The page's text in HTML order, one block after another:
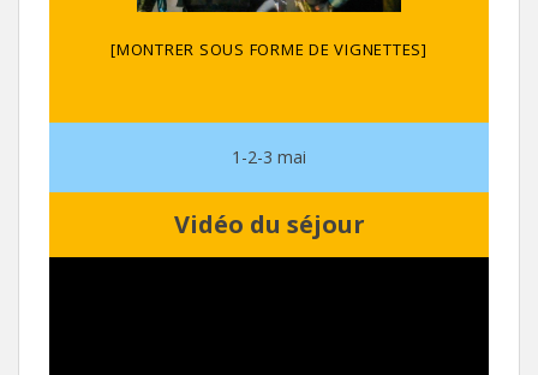
[MONTRER SOUS FORME DE VIGNETTES]
1-2-3 mai
Vidéo du séjour